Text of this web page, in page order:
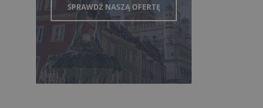
SPRAWDŹ NASZĄ OFERTĘ